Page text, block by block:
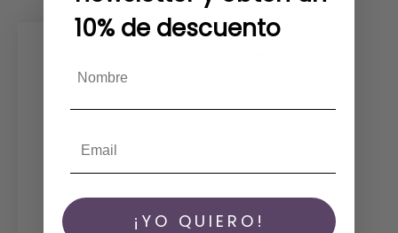
Si se te olvida quitártelo, hazlo
volvértelo a poner. Si han
pasado más de 12 horas, vigila
consulta a un médico si es
necesario.
10% de descuento
¡YO QUIERO!